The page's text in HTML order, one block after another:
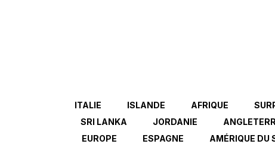
ITALIE ISLANDE AFRIQUE
SRI LANKA
JORDANIE
EUROPE
ESPAGNE AMÉRIQUE DU